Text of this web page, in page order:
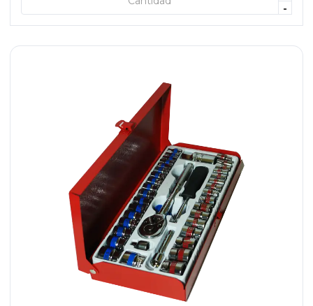
-